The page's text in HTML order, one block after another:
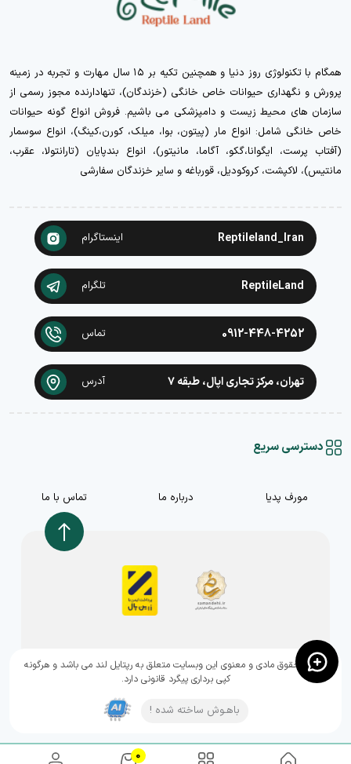
0
همگام با تکنولوژی روز دنیا و همچنین تکیه بر ۱۵ سال مهارت و تجربه در زمینه
پرورش و نگهداری حیوانات خاص خانگی (خزندگان)، تنهادارنده مجوز رسمی از
سازمان های محیط زیست و دامپزشکی می باشیم. فروش انواع گونه حیوانات
خاص خانگی شامل: انواع مار (پیتون، بوا، میلک، کورن،کینگ)، انواع سوسمار
(آفتاب پرست، ایگوانا،گکو، آگاما، مانیتور)، انواع بندپایان (تارانتولا، عقرب،
مانتیس)، لاکپشت، کروکودیل، قورباغه و سایر خزندگان سفارشی
Reptileland_Iran اینستاگرام
ReptileLand تلگرام
0912-448-4252 تماس
تهران، مرکز تجاری اپال، طبقه ۷ آدرس
دسترسی سریع
مورف پدیا درباره ما تماس با ما
,تمامی حقوق مادی و معنوی این وبسایت متعلق به رپتایل لند می باشد و هرگونه
کپی برداری پیگرد قانونی دارد.
باهـوش ساخته شده !